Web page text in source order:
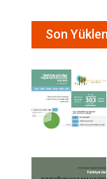
Son